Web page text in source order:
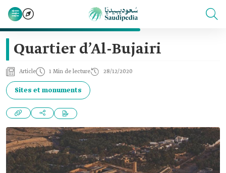
Quartier d’Al-Bujairi
Article 1 Min de lecture 28/12/2020
Sites et monuments